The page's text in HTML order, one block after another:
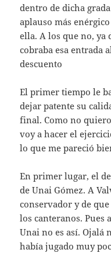
dentro de dicha
aplauso más
ella. A los que no, ya
cobraba esa entrada
descuento
El primer tiempo le
dejar patente su
final. Como no
voy a hacer el
lo que me pareció
En primer lugar, el
de Unai Gómez. A
conservador y de
los canteranos. Pues
Unai no es así. Ojalá
había jugado muy